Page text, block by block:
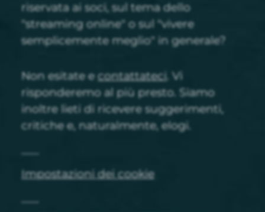
riservata ai soci, sul tema dello
"streaming online" o sul "vivere
semplicemente meglio" in generale?
Non esitate econtattateci. Vi
risponderemo al più presto. Siamo
inoltre lieti di ricevere suggerimenti,
critiche e, naturalmente, elogi.
Impostazioni dei cookie